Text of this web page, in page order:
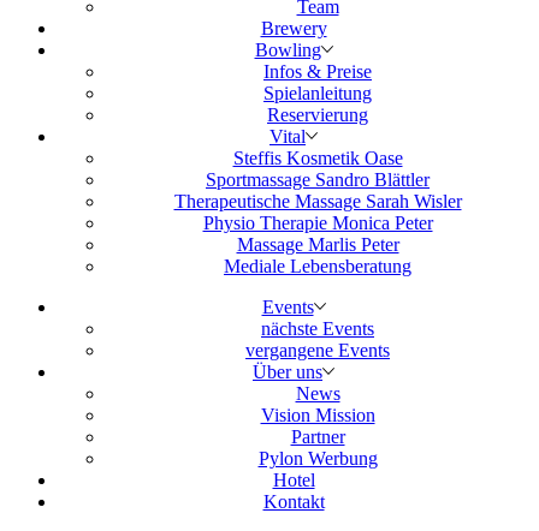
Team
Brewery
Bowling
Infos & Preise
Spielanleitung
Reservierung
Vital
Steffis Kosmetik Oase
Sportmassage Sandro Blättler
Therapeutische Massage Sarah Wisler
Physio Therapie Monica Peter
Massage Marlis Peter
Mediale Lebensberatung
Events
nächste Events
vergangene Events
Über uns
News
Vision Mission
Partner
Pylon Werbung
Hotel
Kontakt